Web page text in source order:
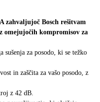
zahvaljujoč Bosch rešitvam
omejujočih kompromisov za
sušenja za posodo, ki se težko
in zaščita za vašo posodo, z
z 42 dB.